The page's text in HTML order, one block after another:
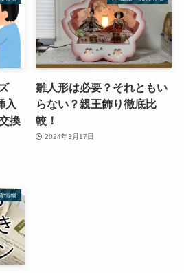
入
換
雛人形は必要？それともい
らない？親王飾り徹底比
較！
2024年3月17日
情報